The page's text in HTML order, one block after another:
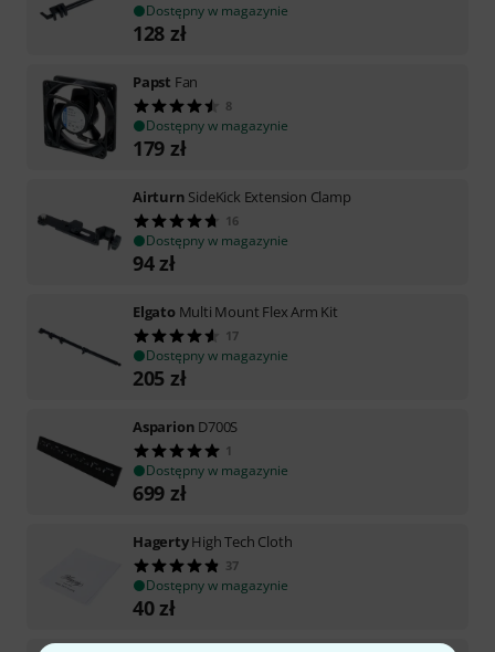
Dostępny w magazynie
128 zł
Papst Fan
8
Dostępny w magazynie
179 zł
Airturn SideKick Extension Clamp
16
Dostępny w magazynie
94zł
Elgato Multi Mount Flex Arm Kit
17
Dostępny w magazynie
205 zł
Asparion D700S
1
Dostępny w magazynie
699 zł
HagertyHigh Tech Cloth
37
Dostępny w magazynie
40zł